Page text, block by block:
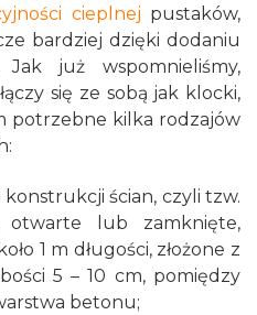
cieplnej pustaków,
bardziej dzięki dodaniu
już wspomnieliśmy,
się ze sobą jak klocki,
potrzebne kilka rodzajów
konstrukcji ścian, czyli tzw.
otwarte lub zamknięte,
1 m długości, złożone z
5 – 10 cm, pomiędzy
betonu;